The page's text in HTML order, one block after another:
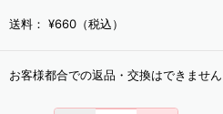
送料： ¥660（税込）
お客様都合での返品・交換はできません